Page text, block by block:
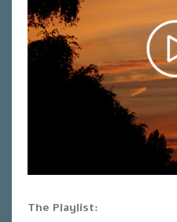
The Playlist: